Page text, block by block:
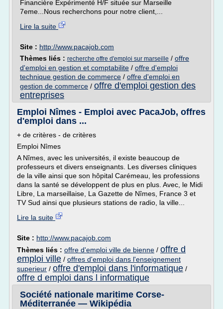
Financière Expérimenté H/F située sur Marseille
7eme...Nous recherchons pour notre client,...
Lire la suite
Site : http://www.pacajob.com
Thèmes liés : recherche offre d'emploi sur marseille / offre
d'emploi en gestion et comptabilite / offre d'emploi
technique gestion de commerce / offre d'emploi en
gestion de commerce / offre d'emploi gestion des
entreprises
Emploi Nîmes - Emploi avec PacaJob, offres
d'emploi dans ...
+ de critères - de critères
Emploi Nîmes
A Nîmes, avec les universités, il existe beaucoup de
professeurs et divers enseignants. Les diverses cliniques
de la ville ainsi que son hôpital Carémeau, les professions
dans la santé se développent de plus en plus. Avec, le Midi
Libre, La marseillaise, La Gazette de Nîmes, France 3 et
TV Sud ainsi que plusieurs stations de radio, la ville...
Lire la suite
Site : http://www.pacajob.com
Thèmes liés : offre d'emploi ville de bienne / offre d
emploi ville / offres d'emploi dans l'enseignement
superieur / offre d'emploi dans l'informatique /
offre d emploi dans l informatique
Société nationale maritime Corse-
Méditerranée — Wikipédia